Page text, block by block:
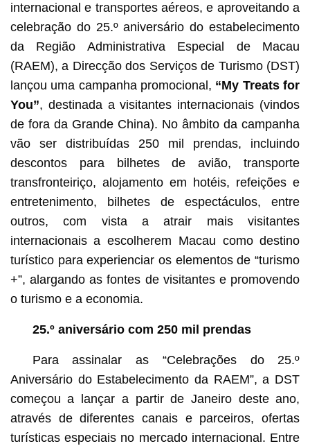
internacional e transportes aéreos, e aproveitando a
celebração do 25.º aniversário do estabelecimento
da Região Administrativa Especial de Macau
(RAEM), a Direcção dos Serviços de Turismo (DST)
lançou uma campanha promocional, “My Treats for
You”, destinada a visitantes internacionais (vindos
de fora da Grande China). No âmbito da campanha
vão ser distribuídas 250 mil prendas, incluindo
descontos para bilhetes de avião, transporte
transfronteiriço, alojamento em hotéis, refeições e
entretenimento, bilhetes de espectáculos, entre
outros, com vista a atrair mais visitantes
internacionais a escolherem Macau como destino
turístico para experienciar os elementos de “turismo
+”, alargando as fontes de visitantes e promovendo
o turismo e a economia.
25.º aniversário com 250 mil prendas
Para assinalar as “Celebrações do 25.º
Aniversário do Estabelecimento da RAEM”, a DST
começou a lançar a partir de Janeiro deste ano,
através de diferentes canais e parceiros, ofertas
turísticas especiais no mercado internacional. Entre